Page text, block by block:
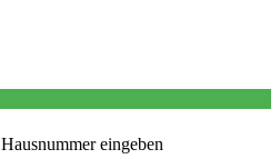
Hausnummer eingeben